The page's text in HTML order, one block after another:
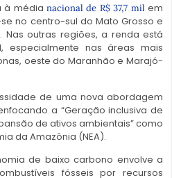
à média nacional de R$ 37,7 mil em
no centro-sul do Mato Grosso e
outras regiões, a renda está
especialmente nas áreas mais
oeste do Maranhão e Marajó-
de uma nova abordagem
a “Geração inclusiva de
de ativos ambientais” como
da Amazônia (NEA).
de baixo carbono envolve a
fósseis por recursos